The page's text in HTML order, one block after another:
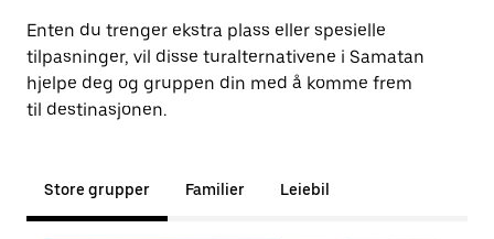
Enten du trenger ekstra plass eller spesielle
tilpasninger, vil disse turalternativene i Samatan
hjelpe deg og gruppen din med å komme frem
til destinasjonen.
Store grupper Familier Leiebil